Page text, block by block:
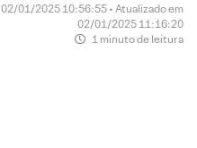
02/01/2025 10:56:55 • Atualizado em
02/01/2025 11:16:20
1 minuto de leitura